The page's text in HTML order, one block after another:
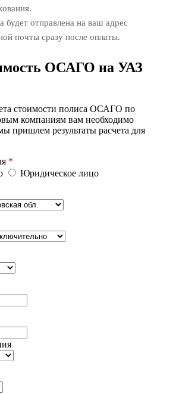
будет отправлена на ваш адрес
почты сразу после оплаты.
ОСАГО на УАЗ
стоимости полиса ОСАГО по
компаниям вам необходимо
пришлем результаты расчета для
*
Юридическое лицо